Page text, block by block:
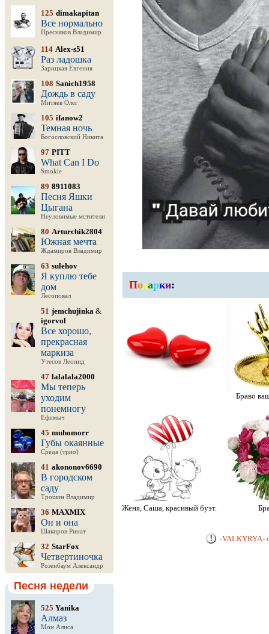
125 dimakapitan
Все нормально
Пресняков Владимир
114 Alex-s51
Раз ладошка
Зарицкая Евгения
108 Sanich1958
Дождь в саду
Митяев Олег
105 ifanow2
Темная ночь
Богословский Никита
97 PITT
What Can I Do
Smokie
89 8911083
Песня Яшки
Цыгана
Неуловимые мстители
80 Arturchik2804
Южная мечта
Ждамиров Владимир
63 sulehov
Я куплю тебе
дом
Лесоповал
51 jemchujinka &
igorvol
Все хорошо,
прекрасная
маркиза
Утесов Леонид
47 lalalala2000
Мы теперь
уходим
понемногу
Ефимыч
45 muhomorr
Губы окаянные
Среда (трио)
41 akononov6690
В городском
саду
Трошин Владимир
36 MAXMIX
Он и она
Шакиров Ринат
32 StarFox
Четвертиночка
Розенбаум Александр
Песня недели
525 Yanika
Алмаз
Мон Алиса
Подарки:
Браво
Женя, Саша, красивый буэт.
-VALKYRYA-